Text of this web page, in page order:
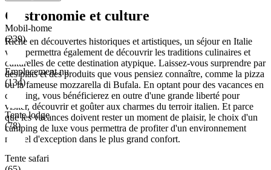
Gastronomie et culture
Riche en découvertes historiques et artistiques, un séjour en Italie
vous permettra également de découvrir les traditions culinaires et
culturelles de cette destination atypique. Laissez-vous surprendre par
des plats et des produits que vous pensiez connaître, comme la pizza
ou la fameuse mozzarella di Bufala. En optant pour des vacances en
camping, vous bénéficierez en outre d'une grande liberté pour
visiter, découvrir et goûter aux charmes du terroir italien. Et parce
que les vacances doivent rester un moment de plaisir, le choix d'un
camping de luxe vous permettra de profiter d'un environnement
naturel d'exception dans le plus grand confort.
Mobil-home
(239)
Emplacement nu
(134)
Tente lodge
(78)
Tente safari